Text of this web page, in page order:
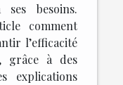
besoins.
comment
l’efficacité
grâce à des
explications